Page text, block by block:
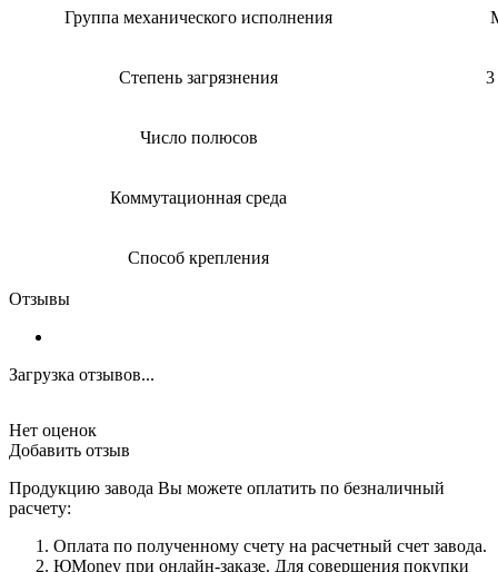
Группа механического исполнения
Степень загрязнения
Число полюсов
Коммутационная среда
Способ крепления
Отзывы
Загрузка отзывов...
Нет оценок
Добавить отзыв
Продукцию завода Вы можете оплатить по безналичный
расчету:
Оплата по полученному счету на расчетный счет завода.
ЮMoney при онлайн-заказе. Для совершения покупки